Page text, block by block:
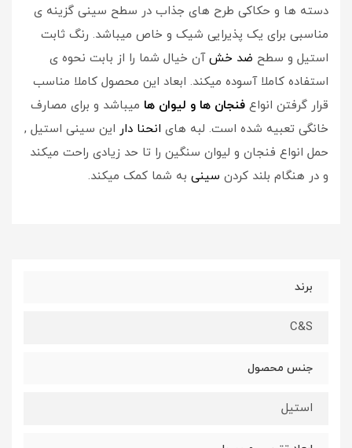
دسته ها و حکاکی طرح های جذاب در سطح سینی گزینه ی
مناسبی برای یک پذیرایی شیک و خاص میباشد. رنگ ثابت
استیل و سطح ضد خشآن خیال شما را از بابت نحوه ی
استفاده کاملا آسوده میکند. ابعاد این محصول کاملا مناسب
قرار گرفتن انواع فنجان ها و لیوان ها میباشد و برای مصارف
خانگی تعبیه شده است. لبه های انحنا دار این سینی استیل ,
حمل انواع فنجان و لیوان سنگین را تا حد زیادی راحت میکند
و در هنگام بلند کردن سینی به شما کمک میکند.
برند
C&S
جنس محصول
استیل